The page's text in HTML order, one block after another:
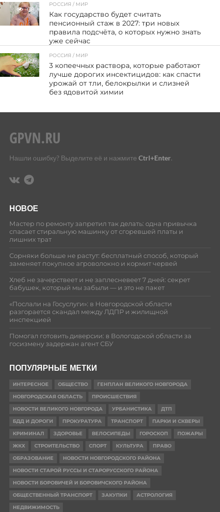
138
РОССИЯ / МИР
Как государство будет считать
пенсионный стаж в 2027: три новых
правила подсчёта, о которых нужно знать
уже сейчас
109
РОССИЯ / МИР
3 копеечных раствора, которые работают
лучше дорогих инсектицидов: как спасти
урожай от тли, белокрылки и слизней
без ядовитой химии
Нашли ошибку? Выделите её и нажмите Ctrl+Enter.
НОВОЕ
Мастер по ремонту запретил так делать: одна привычка
спасает стиральную машинку от сгоревшей платы и
лишних трат
Сорняки больше не растут: бесплатный способ, который
заменяет покупное агроволокно и кормит червей
Хлеб не зачерствеет и не заплесневеет 7 дней: секрет
бабушек, который мы забыли — и это не пакет
«Послали на Госуслуги»: в Новгородской области
разгорается скандал между ЛДПР и жилищной
инспекцией
Помогал готовить диверсии: в Вологодской области за
госизмену задержан агент СБУ
ПОПУЛЯРНЫЕ МЕТКИ
ИНТЕРЕСНОЕ ОБЩЕСТВО
ГЕНПЛАН ВЕЛИКОГО НОВГОРОДА
НОВГОРОДСКАЯ ОБЛАСТЬ
ПРОИСШЕСТВИЯ
НОВОСТИ ВЕЛИКОГО НОВГОРОДА
УРБАНИСТИКА
ДТП
БДД И ДОРОГИ
ПРОКУРАТУРА ТРАНСПОРТ
ПАРКИ И СКВЕРЫ
КРИМИНАЛ
ЗДОРОВЬЕ ВЕЛОСИПЕДЫ ГОРОСКОП
ПОЖАРЫ
ЖКХ
СТРОИТЕЛЬСТВО СПОРТ КУЛЬТУРА
ПРАВО
ОБРАЗОВАНИЕ
НОВОСТИ НОВГОРОДСКОГО РАЙОНА
НОВОСТИ СТАРОЙ РУССЫ И СТАРОРУССКОГО РАЙОНА
НОВОСТИ БОРОВИЧЕЙ И БОРОВИЧСКОГО РАЙОНА
ОБЩЕСТВЕННЫЙ ТРАНСПОРТ
ЗАКУПКИ
АСТРОЛОГИЯ
НЕДВИЖИМОСТЬ